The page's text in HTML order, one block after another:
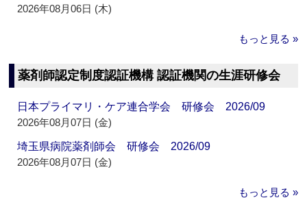
2026年08月06日 (木)
もっと見る »
薬剤師認定制度認証機構 認証機関の生涯研修会
日本プライマリ・ケア連合学会 研修会 2026/09
2026年08月07日 (金)
埼玉県病院薬剤師会 研修会 2026/09
2026年08月07日 (金)
もっと見る »